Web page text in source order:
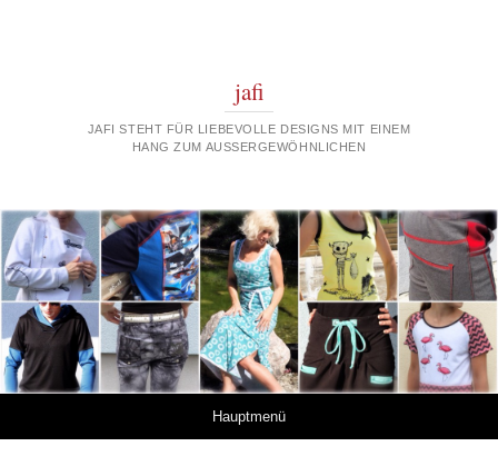
jafi
JAFI STEHT FÜR LIEBEVOLLE DESIGNS MIT EINEM
HANG ZUM AUSSERGEWÖHNLICHEN
Hauptmenü